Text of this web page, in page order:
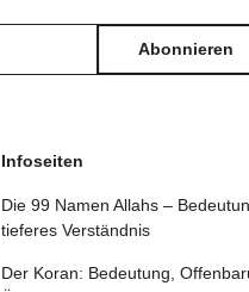
Abonnieren
Infoseiten
Die 99 Namen Allahs –
tieferes Verständnis
Der Koran: Bedeutung,